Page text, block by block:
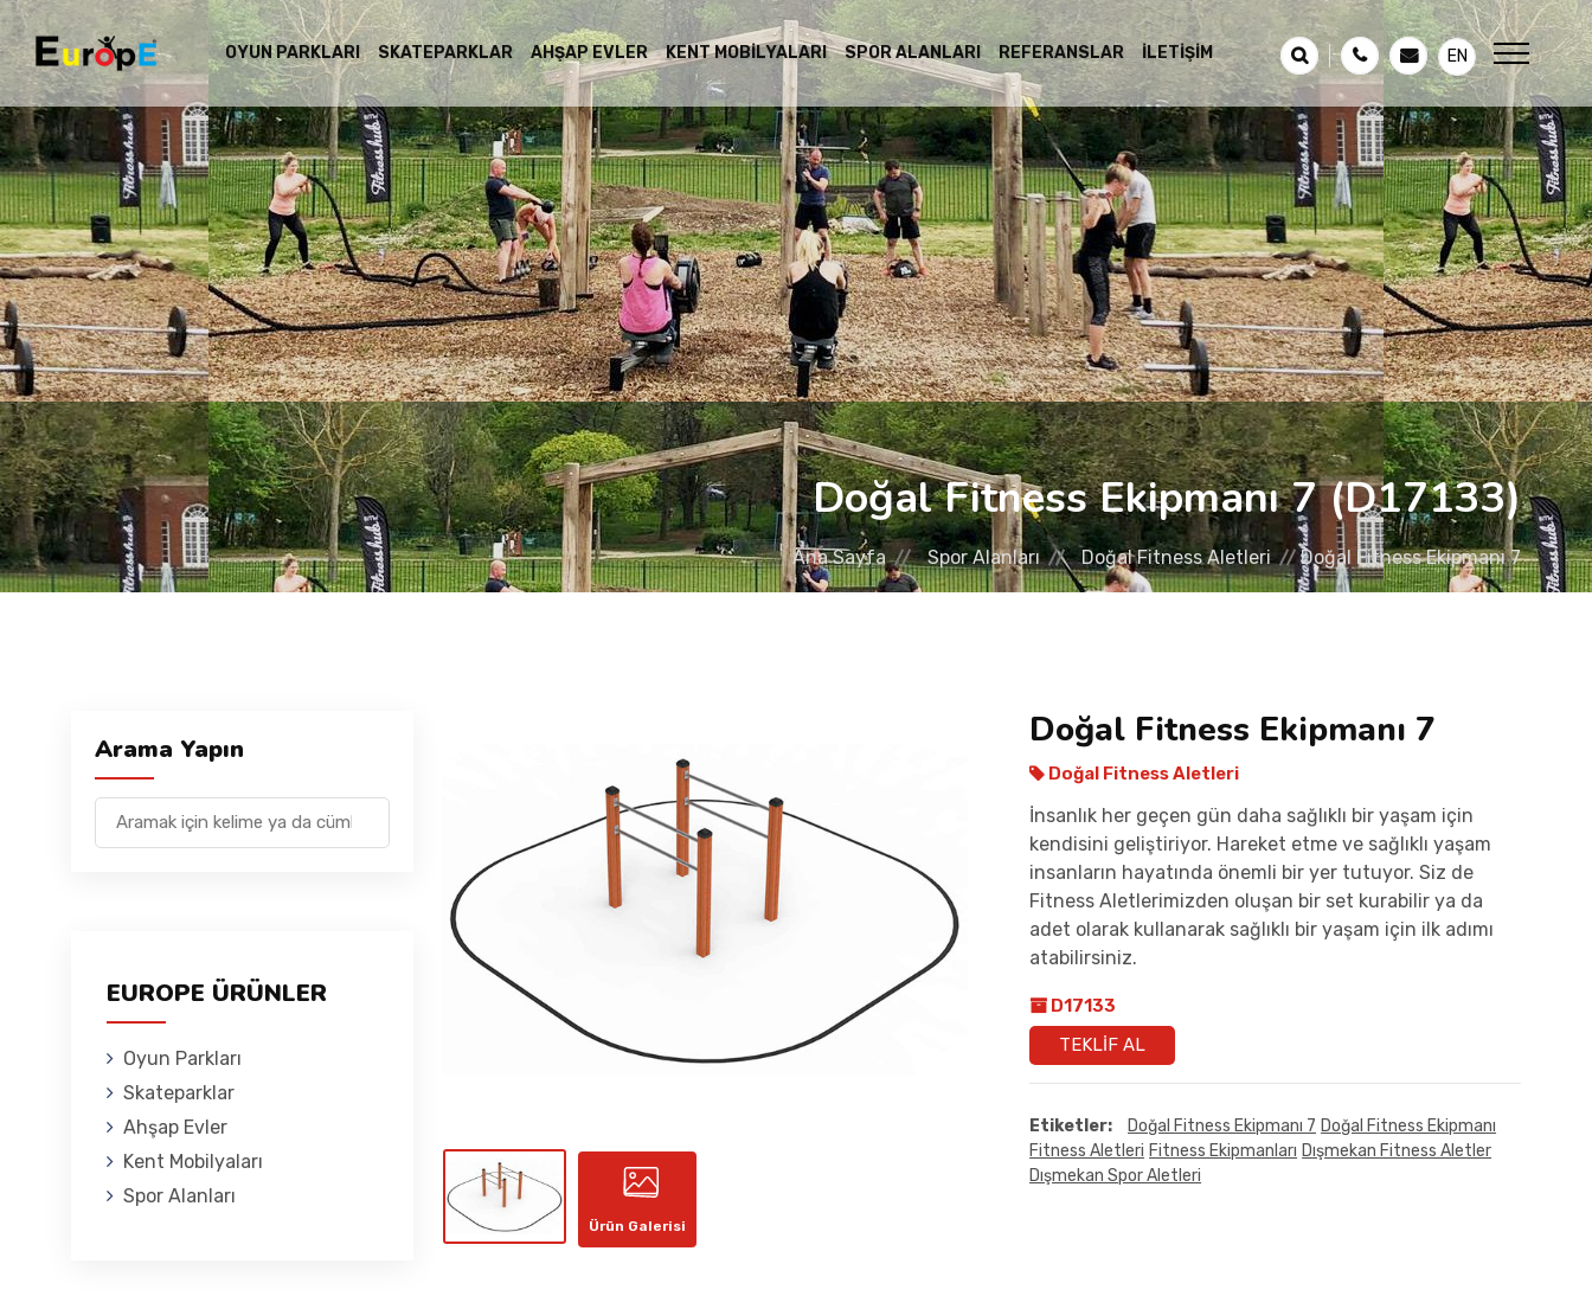
OYUN PARKLARI SKATEPARKLAR AHŞAP EVLER KENT MOBILYALARI SPOR ALANLARI REFERANSLAR İLETIŞIM EN
Doğal Fitness Ekipmanı 7 (D17133)
Ana Sayfa Spor Alanları Doğal Fitness Aletleri Doğal Fitness Ekipmanı 7
Arama Yapın
EUROPE ÜRÜNLER
Oyun Parkları
Skateparklar
Ahşap Evler
Kent Mobilyaları
Spor Alanları
Ürün Galerisi
Doğal Fitness Ekipmanı 7
Doğal Fitness Aletleri
İnsanlık her geçen gün daha sağlıklı bir yaşam için
kendisini geliştiriyor. Hareket etme ve sağlıklı yaşam
insanların hayatında önemli bir yer tutuyor. Siz de
Fitness Aletlerimizden oluşan bir set kurabilir ya da
adet olarak kullanarak sağlıklı bir yaşam için ilk adımı
atabilirsiniz.
D17133
TEKLIF AL
Etiketler: Doğal Fitness Ekipmanı 7 Doğal Fitness Ekipmanı
Fitness Aletleri Fitness Ekipmanları Dışmekan Fitness Aletler
Dışmekan Spor Aletleri